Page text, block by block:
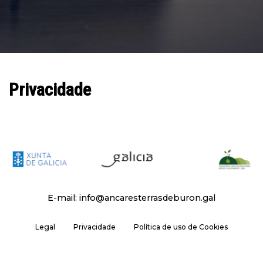
Privacidade
E-mail: info@ancaresterrasdeburon.gal
Legal Privacidade Política de uso de Cookies